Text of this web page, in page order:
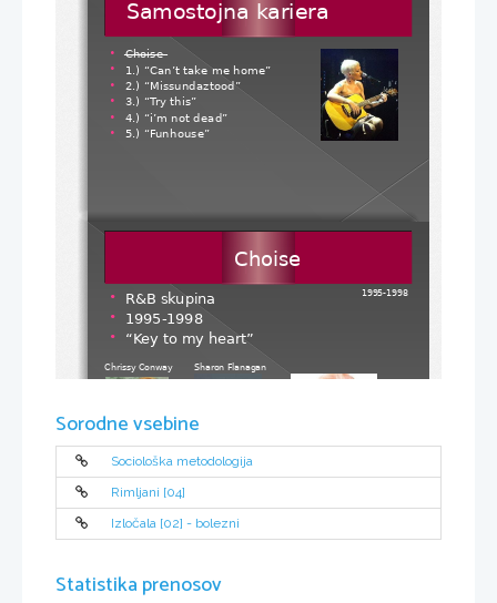
Samostojna kariera
Samostojna kariera
 Choise
 1.) “Can’t take me home”
 2.) “Missundaztood”
 3.) “Try this”
 4.) “i’m not dead”
 5.) “Funhouse”
__________
Choise
Choise
 R&B skupina
 1995-1998
 “ Key to my heart”
Chrissy Conway Sharon Flanagan
1995-1998
Sorodne vsebine
Sociološka metodologija
Rimljani [04]
Izločala [02] - bolezni
Statistika prenosov